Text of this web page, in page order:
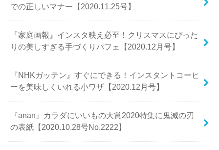
での正しいマナー【2020.11.25号】
『家庭画報』インスタ映え必至！クリスマスにぴった
りの美しすぎる手づくりパフェ【2020.12月号】
『NHKガッテン』すぐにできる！インスタントコーヒ
ーを美味しくいれる小ワザ【2020.12月号】
『anan』カラダにいいもの大賞2020特集に鬼滅の刃
の表紙【2020.10.28号No.2222】